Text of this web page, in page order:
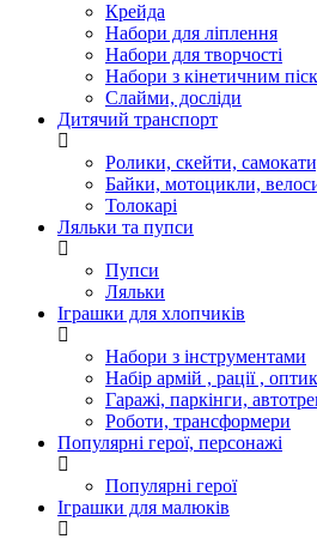
Крейда
Набори для ліплення
Набори для творчості
Набори з кінетичним
Слайми, досліди
Дитячий транспорт
Ролики, скейти,
Байки, мотоцикли,
Толокарі
Ляльки та пупси
Пупси
Ляльки
Іграшки для хлопчиків
Набори з інструментами
Набір армій , рації ,
Гаражі, паркінги,
Роботи, трансформери
Популярні герої, персонажі
Популярні герої
Іграшки для малюків